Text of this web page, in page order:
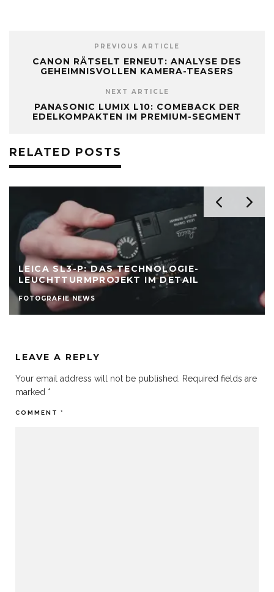
PREVIOUS ARTICLE
CANON RÄTSELT ERNEUT: ANALYSE DES
GEHEIMNISVOLLEN KAMERA-TEASERS
NEXT ARTICLE
PANASONIC LUMIX L10: COMEBACK DER
EDELKOMPAKTEN IM PREMIUM-SEGMENT
RELATED POSTS
LEICA SL3-P: DAS TECHNOLOGIE-
LEUCHTTURMPROJEKT IM DETAIL
FOTOGRAFIE NEWS
LEAVE A REPLY
Your email address will not be published. Required fields are
marked *
COMMENT *